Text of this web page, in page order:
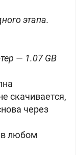
этапа.
— 1.07 GB
скачивается,
через
в любом